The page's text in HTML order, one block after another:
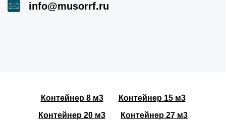
info@musorrf.ru
Контейнер 8 м3
Контейнер 15 м3
Контейнер 20 м3
Контейнер 27 м3